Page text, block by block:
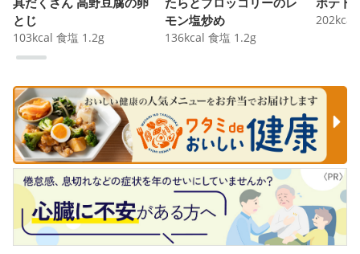
とじ
103kcal 食塩 1.2g
モン塩炒め
136kcal 食塩 1.2g
202kcal